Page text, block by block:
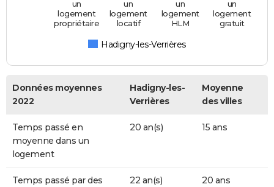
Hadigny-les-Verrières
un
logement
propriétaire
un
logement
locatif
un
logement
HLM
un
logement
gratuit
Données moyennes
2022
Hadigny-les-
Verrières
Moyenne
des villes
Temps passé en
moyenne dans un
logement
20 an(s) 15 ans
Temps passé par des
22 an(s) 20 ans